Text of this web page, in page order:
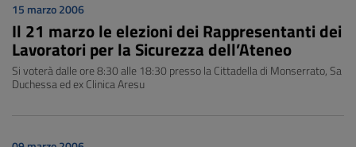
15 marzo 2006
Il 21 marzo le elezioni dei Rappresentanti dei
Lavoratori per la Sicurezza dell’Ateneo
Si voterà dalle ore 8:30 alle 18:30 presso la Cittadella di Monserrato, Sa
Duchessa ed ex Clinica Aresu